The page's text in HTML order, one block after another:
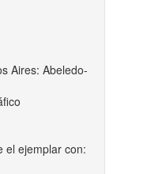
Aires: Abeledo-
el ejemplar con: